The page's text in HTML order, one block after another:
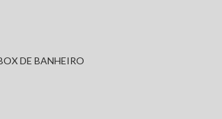
DE BANHEIRO